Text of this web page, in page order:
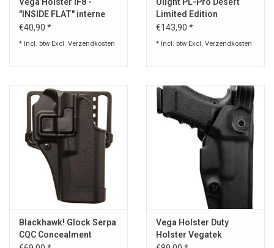
"INSIDE FLAT" interne
ondershirt holster
€40,90 *
* Incl. btw Excl. Verzendkosten
Limited Edition
€143,90 *
* Incl. btw Excl. Verzendkosten
Blackhawk! Glock Serpa
CQC Concealment
Vega Holster Duty
Holster Vegatek